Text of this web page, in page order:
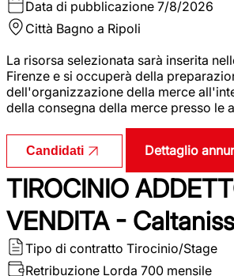
Data di pubblicazione 7/8/2026
Città Bagno a Ripoli
La risorsa selezionata sarà inserita
Firenze e si occuperà della
dell'organizzazione della merce
della consegna della merce presso le
Candidati Dettaglio
TIROCINIO
VENDITA -
Tipo di contratto Tirocinio/Stage
Retribuzione Lorda 700 mensile